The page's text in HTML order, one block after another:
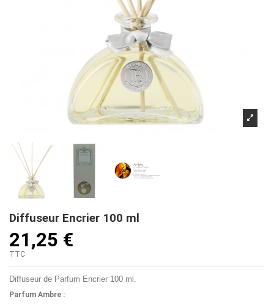
Diffuseur Encrier 100 ml
21,25 €
TTC
Diffuseur de Parfum Encrier 100 ml.
Parfum Ambre :